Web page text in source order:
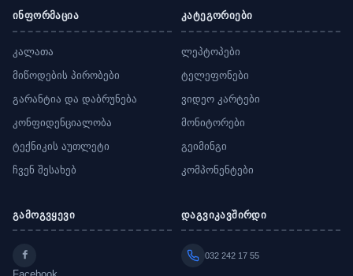
ინფორმაცია
კალათა
მიწოდების პირობები
გარანტია და დაბრუნება
კონფიდენციალობა
ტექნიკის აუთლეტი
ჩვენ შესახებ
კატეგორიები
ლეპტოპები
ტელეფონები
ვიდეო კარტები
მონიტორები
გეიმინგი
კომპონენტები
გამოგვყევი დაგვიკავშირდი
032 242 17 55